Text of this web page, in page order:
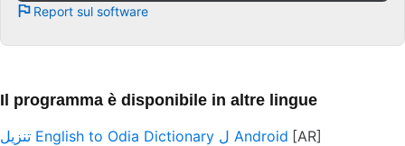
Report sul software
Il programma è disponibile in altre lingue
تنزيل English to Odia Dictionary ل Android